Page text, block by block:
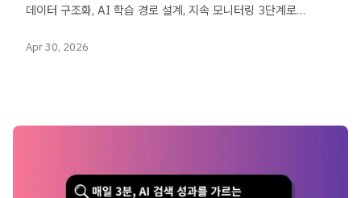
데이터 구조화, AI 학습 경로 설계, 지속 모니터링 3단계로
Apr 30, 2026